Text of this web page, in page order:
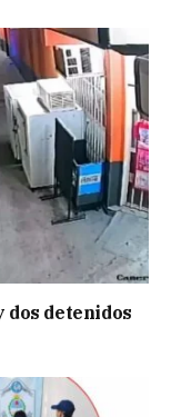
dos detenidos